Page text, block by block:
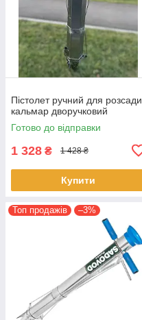
Пістолет ручний для розсади
кальмар дворучковий
Готово до відправки
1 328 ₴ 1 428 ₴
Купити
Топ продажів –3%